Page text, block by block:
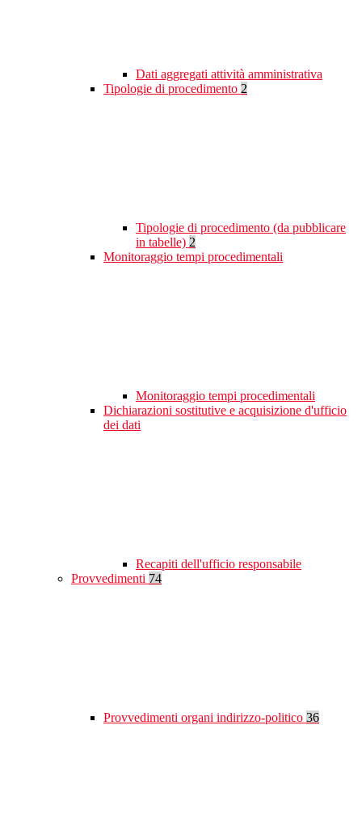
Dati aggregati attività amministrativa
Tipologie di procedimento 2
Tipologie di procedimento (da pubblicare
in tabelle) 2
Monitoraggio tempi procedimentali
Monitoraggio tempi procedimentali
Dichiarazioni sostitutive e acquisizione d'ufficio
dei dati
Recapiti dell'ufficio responsabile
Provvedimenti 74
Provvedimenti organi indirizzo-politico 36